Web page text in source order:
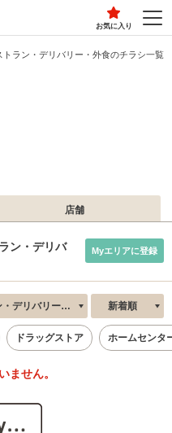
お気に入り
トラン・デリバリー・外食のチラシ一覧
店舗
ン・デリバ
Myエリアに登録
リバリー・外食 新着順
ドラッグストア ホームセンタ
ません。